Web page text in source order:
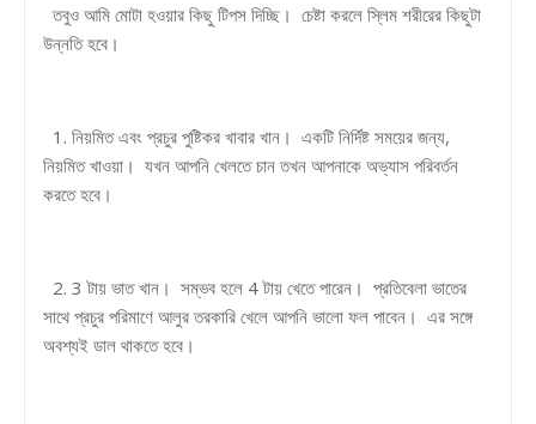
তবুও আমি মোটা হওয়ার কিছু টিপস দিচ্ছি। চেষ্টা করলে স্লিম শরীরের কিছুটা
উন্নতি হবে।
1. নিয়মিত এবং প্রচুর পুষ্টিকর খাবার খান। একটি নির্দিষ্ট সময়ের জন্য,
নিয়মিত খাওয়া। যখন আপনি খেলতে চান তখন আপনাকে অভ্যাস পরিবর্তন
করতে হবে।
2. 3 টায় ভাত খান। সম্ভব হলে 4 টায় খেতে পারেন। প্রতিবেলা ভাতের
সাথে প্রচুর পরিমাণে আলুর তরকারি খেলে আপনি ভালো ফল পাবেন। এর সঙ্গে
অবশ্যই ডাল থাকতে হবে।